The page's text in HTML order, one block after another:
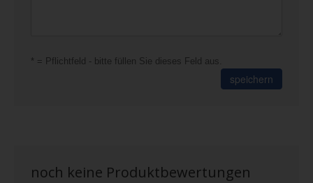
* = Pflichtfeld - bitte füllen Sie dieses Feld aus.
speichern
noch keine Produktbewertungen